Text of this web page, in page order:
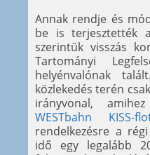
Annak rendje és
be is terjesztették
szerintük visszás
Tartományi
helyénvalónak
közlekedés terén
irányvonal,
WESTbahn KISS-
rendelkezésre a
idő egy legalább